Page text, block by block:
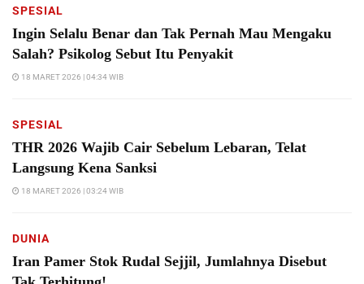
SPESIAL
Ingin Selalu Benar dan Tak Pernah Mau Mengaku
Salah? Psikolog Sebut Itu Penyakit
18 MARET 2026 | 04:34 WIB
SPESIAL
THR 2026 Wajib Cair Sebelum Lebaran, Telat
Langsung Kena Sanksi
18 MARET 2026 | 03:24 WIB
DUNIA
Iran Pamer Stok Rudal Sejjil, Jumlahnya Disebut